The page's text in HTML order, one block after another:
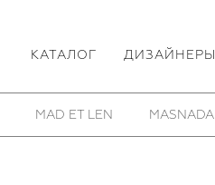
КАТАЛОГ ДИЗАЙНЕРЫ
MAD ET LEN MASNADA